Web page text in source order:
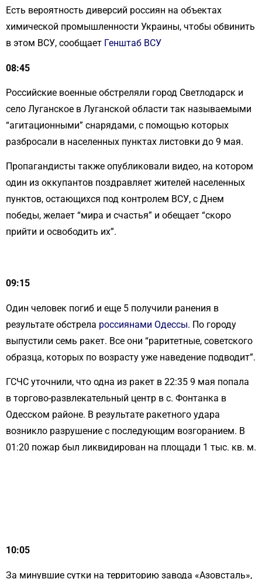
Есть вероятность диверсий россиян на объектах
химической промышленности Украины, чтобы обвинить
в этом ВСУ, сообщает Генштаб ВСУ
08:45
Российские военные обстреляли город Светлодарск и
село Луганское в Луганской области так называемыми
“агитационными” снарядами, с помощью которых
разбросали в населенных пунктах листовки до 9 мая.
Пропагандисты также опубликовали видео, на котором
один из оккупантов поздравляет жителей населенных
пунктов, остающихся под контролем ВСУ, с Днем
победы, желает “мира и счастья” и обещает “скоро
прийти и освободить их”.
09:15
Один человек погиб и еще 5 получили ранения в
результате обстрела россиянами Одессы. По городу
выпустили семь ракет. Все они “раритетные, советского
образца, которых по возрасту уже наведение подводит”.
ГСЧС уточнили, что одна из ракет в 22:35 9 мая попала
в торгово-развлекательный центр в с. Фонтанка в
Одесском районе. В результате ракетного удара
возникло разрушение с последующим возгоранием. В
01:20 пожар был ликвидирован на площади 1 тыс. кв. м.
10:05
За минувшие сутки на территорию завода «Азовсталь»,